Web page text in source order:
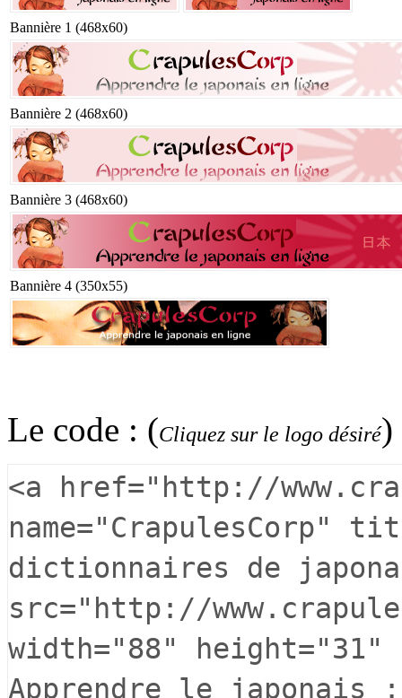
Bannière 1 (468x60)
Bannière 2 (468x60)
Bannière 3 (468x60)
Bannière 4 (350x55)
Le code : (Cliquez sur le logo désiré)
<a href="http://
name="CrapulesCorp"
dictionnaires de
src="http://
width="88" height="31"
Apprendre le